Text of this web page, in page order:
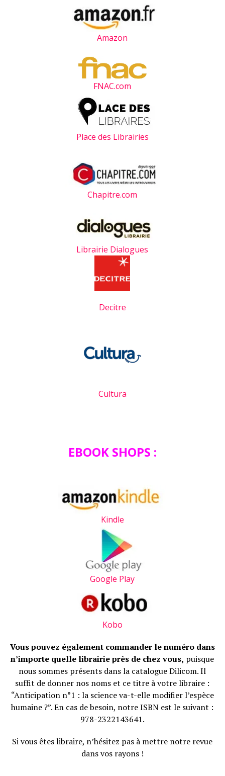
Amazon
FNAC.com
Place des Librairies
Chapitre.com
Librairie Dialogues
Decitre
Cultura
EBOOK SHOPS :
Kindle
Google Play
Kobo
Vous pouvez également commander le numéro dans
n’importe quelle librairie près de chez vous, puisque
nous sommes présents dans la catalogue Dilicom. Il
suffit de donner nos noms et ce titre à votre libraire :
“Anticipation n°1 : la science va-t-elle modifier l’espèce
humaine ?”. En cas de besoin, notre ISBN est le suivant :
978-2322143641.
Si vous êtes libraire, n’hésitez pas à mettre notre revue
dans vos rayons !